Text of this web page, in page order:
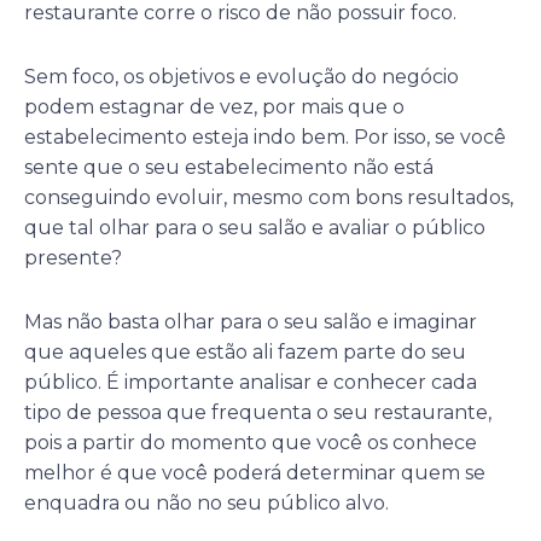
restaurante corre o risco de não possuir foco.
Sem foco, os objetivos e evolução do negócio
podem estagnar de vez, por mais que o
estabelecimento esteja indo bem. Por isso, se você
sente que o seu estabelecimento não está
conseguindo evoluir, mesmo com bons resultados,
que tal olhar para o seu salão e avaliar o público
presente?
Mas não basta olhar para o seu salão e imaginar
que aqueles que estão ali fazem parte do seu
público. É importante analisar e conhecer cada
tipo de pessoa que frequenta o seu restaurante,
pois a partir do momento que você os conhece
melhor é que você poderá determinar quem se
enquadra ou não no seu público alvo.